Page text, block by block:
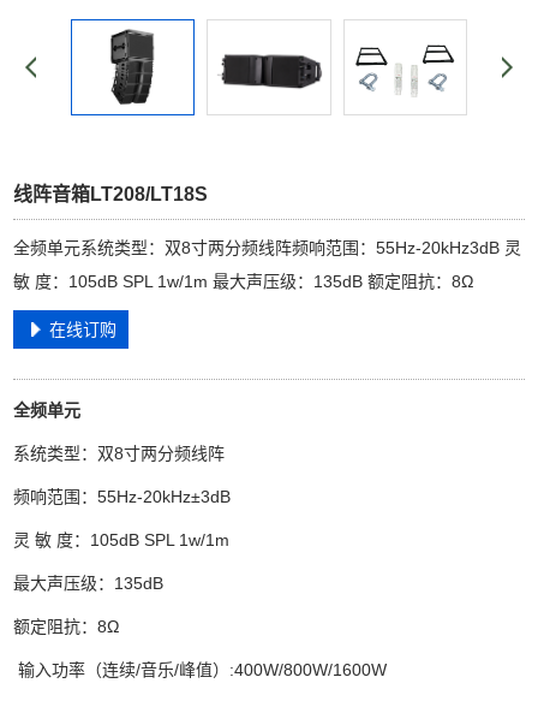
线阵音箱LT208/LT18S
全频单元系统类型：双8寸两分频线阵频响范围：55Hz-20kHz3dB 灵
敏 度：105dB SPL 1w/1m 最大声压级：135dB 额定阻抗：8Ω
在线订购
全频单元
系统类型：双8寸两分频线阵
频响范围：55Hz-20kHz±3dB
灵 敏 度：105dB SPL 1w/1m
最大声压级：135dB
额定阻抗：8Ω
输入功率（连续/音乐/峰值）:400W/800W/1600W